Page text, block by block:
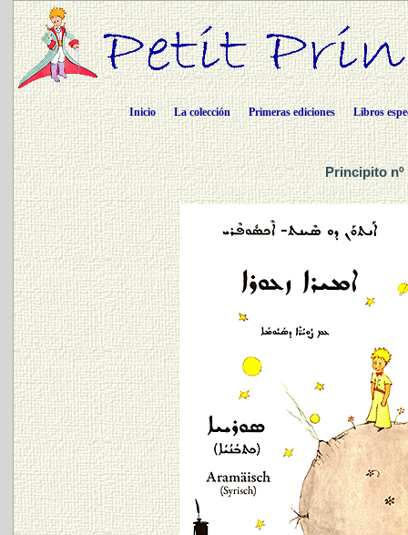
Inicio La colección Primeras ediciones Libros
Principito nº